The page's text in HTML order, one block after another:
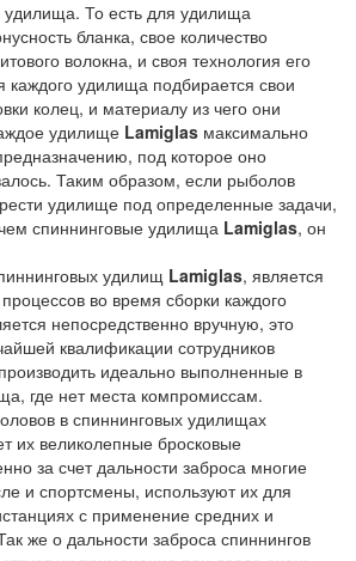
удилища. То есть для удилища
бланка, свое количество
волокна, и своя технология его
каждого удилища подбирается свои
колец, и материалу из чего они
удилище Lamiglas максимально
под которое оно
Таким образом, если рыболов
удилище под определенные задачи,
спиннинговые удилища Lamiglas, он
удилищ Lamiglas, является
во время сборки каждого
непосредственно вручную, это
квалификации сотрудников
идеально выполненные в
где нет места компромиссам.
в спиннинговых удилищах
их великолепные бросковые
за счет дальности заброса многие
и спортсмены, используют их для
с применение средних и
же о дальности заброса спиннингов